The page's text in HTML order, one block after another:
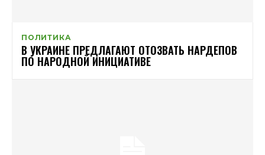
ПОЛИТИКА
В УКРАИНЕ ПРЕДЛАГАЮТ ОТОЗВАТЬ НАРДЕПОВ
ПО НАРОДНОЙ ИНИЦИАТИВЕ